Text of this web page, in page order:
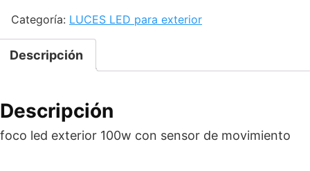
con
sensor
movimiento
Categoría: LUCES LED para exterior
Descripción
Descripción
foco led exterior 100w con sensor de movimiento